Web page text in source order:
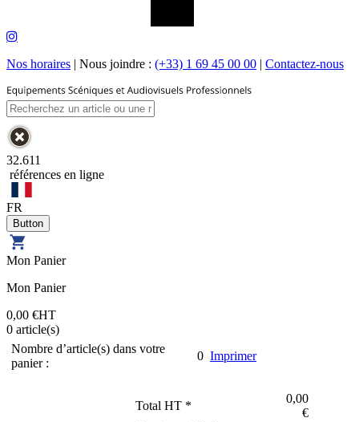
Nos horaires | Nous joindre : (+33) 1 69 45 00 00 | Contactez-nous
32.611
références en ligne
FR
Mon Panier
Mon Panier
0,00 €HT
0 article(s)
Nombre d’article(s) dans votre
panier :
0 Imprimer
Total HT *
0,00
€